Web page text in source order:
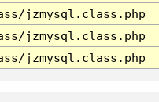
jzmysql.class.php
jzmysql.class.php
jzmysql.class.php